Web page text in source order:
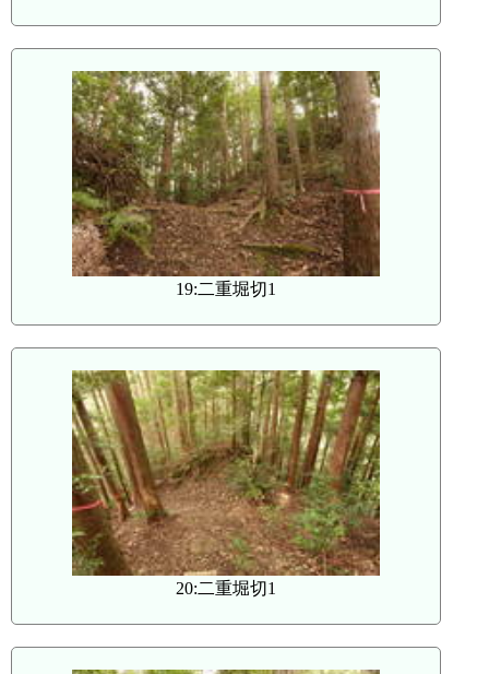
19:二重堀切1
20:二重堀切1